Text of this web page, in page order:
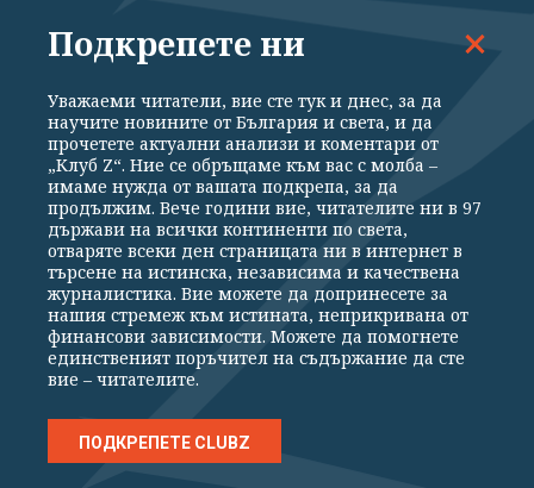
СПОРТ КУЛТУРА ТЕХНОЛОГИИ КАЛЕЙДОСКОП
Общи условия
Политика за поверителност
Реклама
Партньори Контакти
За Клуб Z
Екип
Подкрепете ни
Издател на www.clubz.bg е „Клуб Зебра Медия“ ЕООД, София, ул. "Алеко
Константинов" 3. Всички права запазени 2026 „Клуб Зебра Медия“
Препечатването на материали, снимки и видео от www.clubz.bg без
разрешение ще бъде преследвано по съдебен път, съгласно
ОБЩИТЕ УСЛОВИЯ
Подкрепете ни
Уважаеми читатели, вие сте тук и днес, за да
научите новините от България и света, и да
прочетете актуални анализи и коментари от
„Клуб Z“. Ние се обръщаме към вас с молба –
имаме нужда от вашата подкрепа, за да
продължим. Вече години вие, читателите ни в 97
държави на всички континенти по света,
отваряте всеки ден страницата ни в интернет в
търсене на истинска, независима и качествена
журналистика. Вие можете да допринесете за
нашия стремеж към истината, неприкривана от
финансови зависимости. Можете да помогнете
единственият поръчител на съдържание да сте
вие – читателите.
ПОДКРЕПЕТЕ CLUBZ